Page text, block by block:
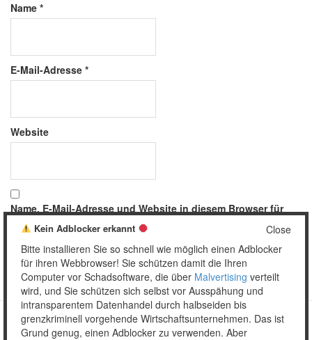
Name *
E-Mail-Adresse *
Website
Name, E-Mail-Adresse und Website in diesem Browser für
meinen nächsten Kommentar speichern.
Copyright © 2026 Unser täglich Spam.
Close
Kein Adblocker erkannt
Bitte installieren Sie so schnell wie möglich einen Adblocker
für ihren Webbrowser! Sie schützen damit die Ihren
Computer vor Schadsoftware, die über Malvertising verteilt
wird, und Sie schützen sich selbst vor Ausspähung und
intransparentem Datenhandel durch halbseiden bis
grenzkriminell vorgehende Wirtschaftsunternehmen. Das ist
Grund genug, einen Adblocker zu verwenden. Aber